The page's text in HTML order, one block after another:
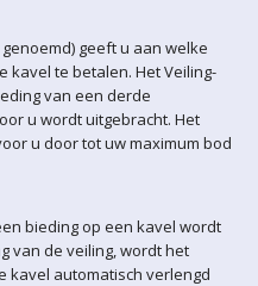
geeft u aan welke
kavel te betalen. Het Veiling-
van een derde
u wordt uitgebracht. Het
u door tot uw maximum bod
bieding op een kavel wordt
van de veiling, wordt het
kavel automatisch verlengd